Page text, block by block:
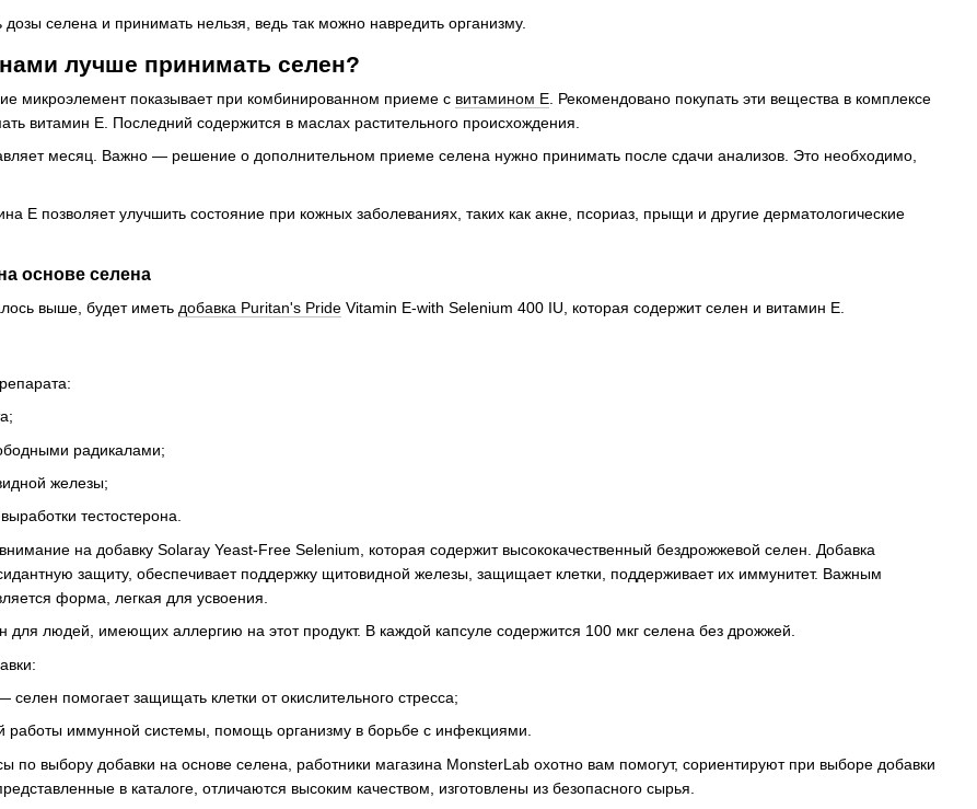
селена и принимать нельзя, ведь так можно навредить организму.
лучше принимать селен?
микроэлемент показывает при комбинированном приеме с витамином Е . Рекомендовано покупать эти вещества в комплексе
витамин Е. Последний содержится в маслах растительного происхождения.
месяц. Важно — решение о дополнительном приеме селена нужно принимать после сдачи анализов. Это необходимо,
Е позволяет улучшить состояние при кожных заболеваниях, таких как акне, псориаз, прыщи и другие дерматологические
основе селена
выше, будет иметь добавка Puritan's Pride Vitamin E-with Selenium 400 IU, которая содержит селен и витамин Е.
радикалами;
железы;
тестостерона.
на добавку Solaray Yeast-Free Selenium, которая содержит высококачественный бездрожжевой селен. Добавка
защиту, обеспечивает поддержку щитовидной железы, защищает клетки, поддерживает их иммунитет. Важным
форма, легкая для усвоения.
для людей, имеющих аллергию на этот продукт. В каждой капсуле содержится 100 мкг селена без дрожжей.
помогает защищать клетки от окислительного стресса;
работы иммунной системы, помощь организму в борьбе с инфекциями.
по выбору добавки на основе селена, работники магазина MonsterLab охотно вам помогут, сориентируют при выборе добавки
в каталоге, отличаются высоким качеством, изготовлены из безопасного сырья.